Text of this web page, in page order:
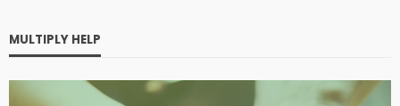
MULTIPLY HELP